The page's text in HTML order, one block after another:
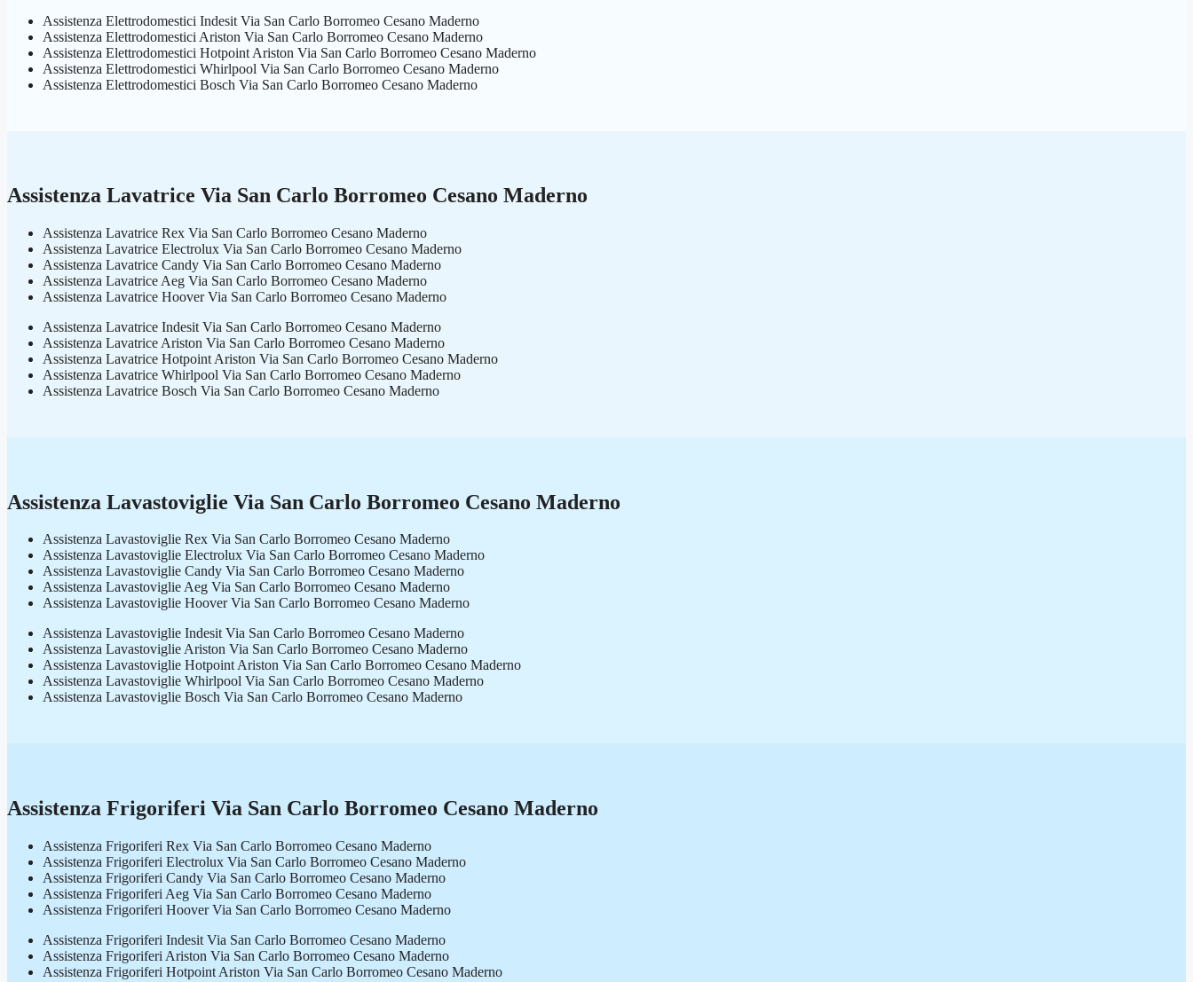
Assistenza Elettrodomestici Indesit Via San Carlo Borromeo Cesano Maderno
Assistenza Elettrodomestici Ariston Via San Carlo Borromeo Cesano Maderno
Assistenza Elettrodomestici Hotpoint Ariston Via San Carlo Borromeo Cesano Maderno
Assistenza Elettrodomestici Whirlpool Via San Carlo Borromeo Cesano Maderno
Assistenza Elettrodomestici Bosch Via San Carlo Borromeo Cesano Maderno
Assistenza Lavatrice Via San Carlo Borromeo Cesano Maderno
Assistenza Lavatrice Rex Via San Carlo Borromeo Cesano Maderno
Assistenza Lavatrice Electrolux Via San Carlo Borromeo Cesano Maderno
Assistenza Lavatrice Candy Via San Carlo Borromeo Cesano Maderno
Assistenza Lavatrice Aeg Via San Carlo Borromeo Cesano Maderno
Assistenza Lavatrice Hoover Via San Carlo Borromeo Cesano Maderno
Assistenza Lavatrice Indesit Via San Carlo Borromeo Cesano Maderno
Assistenza Lavatrice Ariston Via San Carlo Borromeo Cesano Maderno
Assistenza Lavatrice Hotpoint Ariston Via San Carlo Borromeo Cesano Maderno
Assistenza Lavatrice Whirlpool Via San Carlo Borromeo Cesano Maderno
Assistenza Lavatrice Bosch Via San Carlo Borromeo Cesano Maderno
Assistenza Lavastoviglie Via San Carlo Borromeo Cesano Maderno
Assistenza Lavastoviglie Rex Via San Carlo Borromeo Cesano Maderno
Assistenza Lavastoviglie Electrolux Via San Carlo Borromeo Cesano Maderno
Assistenza Lavastoviglie Candy Via San Carlo Borromeo Cesano Maderno
Assistenza Lavastoviglie Aeg Via San Carlo Borromeo Cesano Maderno
Assistenza Lavastoviglie Hoover Via San Carlo Borromeo Cesano Maderno
Assistenza Lavastoviglie Indesit Via San Carlo Borromeo Cesano Maderno
Assistenza Lavastoviglie Ariston Via San Carlo Borromeo Cesano Maderno
Assistenza Lavastoviglie Hotpoint Ariston Via San Carlo Borromeo Cesano Maderno
Assistenza Lavastoviglie Whirlpool Via San Carlo Borromeo Cesano Maderno
Assistenza Lavastoviglie Bosch Via San Carlo Borromeo Cesano Maderno
Assistenza Frigoriferi Via San Carlo Borromeo Cesano Maderno
Assistenza Frigoriferi Rex Via San Carlo Borromeo Cesano Maderno
Assistenza Frigoriferi Electrolux Via San Carlo Borromeo Cesano Maderno
Assistenza Frigoriferi Candy Via San Carlo Borromeo Cesano Maderno
Assistenza Frigoriferi Aeg Via San Carlo Borromeo Cesano Maderno
Assistenza Frigoriferi Hoover Via San Carlo Borromeo Cesano Maderno
Assistenza Frigoriferi Indesit Via San Carlo Borromeo Cesano Maderno
Assistenza Frigoriferi Ariston Via San Carlo Borromeo Cesano Maderno
Assistenza Frigoriferi Hotpoint Ariston Via San Carlo Borromeo Cesano Maderno